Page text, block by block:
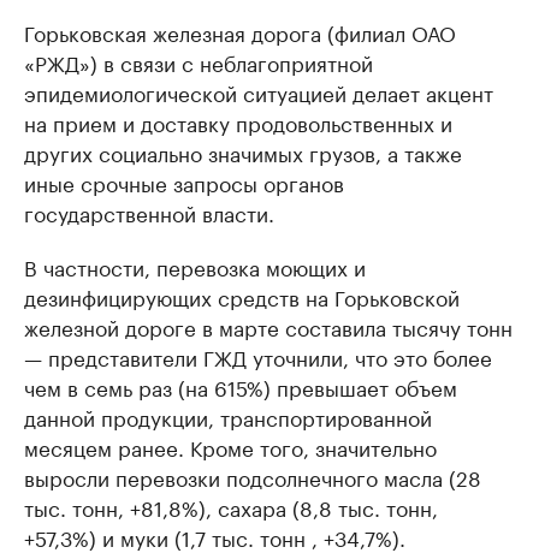
Горьковская железная дорога (филиал ОАО
«РЖД») в связи с неблагоприятной
эпидемиологической ситуацией делает акцент
на прием и доставку продовольственных и
других социально значимых грузов, а также
иные срочные запросы органов
государственной власти.
В частности, перевозка моющих и
дезинфицирующих средств на Горьковской
железной дороге в марте составила тысячу тонн
— представители ГЖД уточнили, что это более
чем в семь раз (на 615%) превышает объем
данной продукции, транспортированной
месяцем ранее. Кроме того, значительно
выросли перевозки подсолнечного масла (28
тыс. тонн, +81,8%), сахара (8,8 тыс. тонн,
+57,3%) и муки (1,7 тыс. тонн , +34,7%).